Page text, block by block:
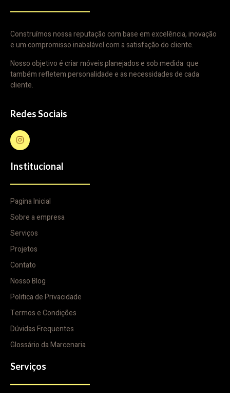
Construímos nossa reputação com base em excelência, inovação
e um compromisso inabalável com a satisfação do cliente.
Nosso objetivo é criar móveis planejados e sob medida que
também refletem personalidade e as necessidades de cada
cliente.
Redes Sociais
Institucional
Pagina Inicial
Sobre a empresa
Serviços
Projetos
Contato
Nosso Blog
Politica de Privacidade
Termos e Condições
Dúvidas Frequentes
Glossário da Marcenaria
Serviços